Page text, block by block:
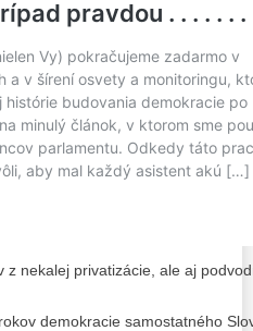
z nekalej privatizácie, ale aj
demokracie samostatného